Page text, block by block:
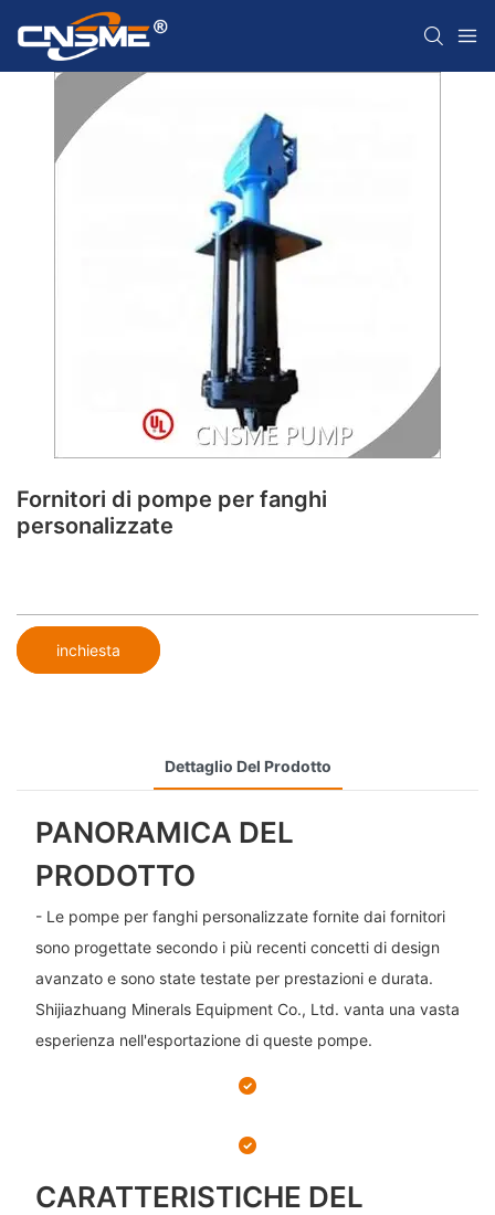
Fornitori di pompe per fanghi
personalizzate
inchiesta
Dettaglio Del Prodotto
PANORAMICA DEL
PRODOTTO
- Le pompe per fanghi personalizzate fornite dai fornitori
sono progettate secondo i più recenti concetti di design
avanzato e sono state testate per prestazioni e durata.
Shijiazhuang Minerals Equipment Co., Ltd. vanta una vasta
esperienza nell'esportazione di queste pompe.
CARATTERISTICHE DEL